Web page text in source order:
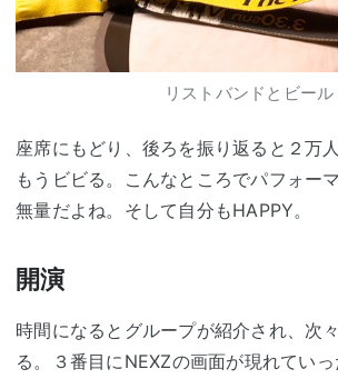
リストバンドとビール
座席にもどり、後ろを振り返ると２万
もうビビる。こんなところでパフォー
無量だよね。そして自分もHAPPY。
開演
時間になるとグループが紹介され、次
る。３番目にNEXZの画面が現れていっ